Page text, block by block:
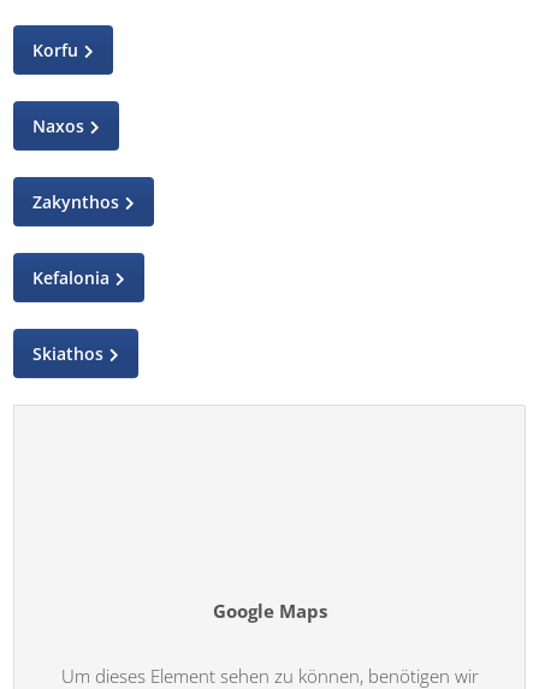
Korfu
Naxos
Zakynthos
Kefalonia
Skiathos
Google Maps
Um dieses Element sehen zu können, benötigen wir